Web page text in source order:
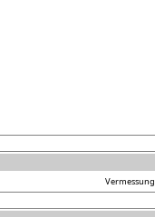
Vermessung